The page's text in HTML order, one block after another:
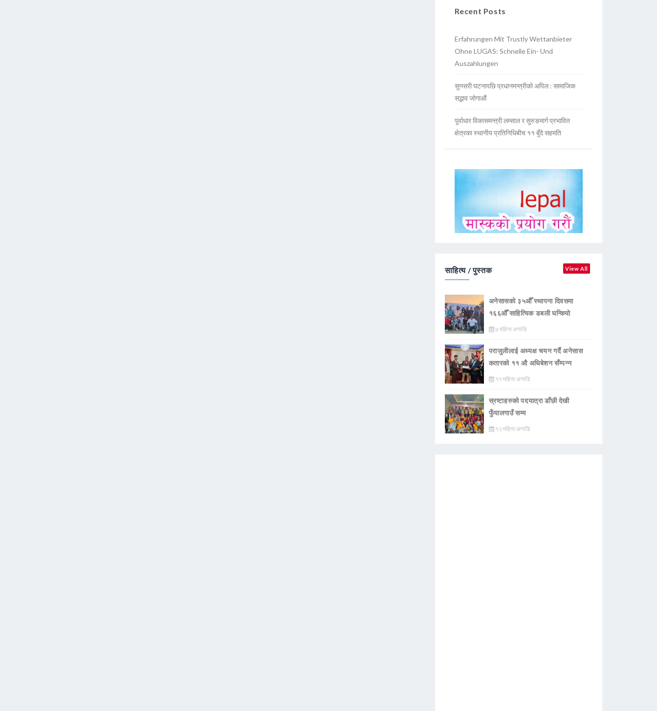
Recent Posts
Erfahrungen Mit Trustly Wettanbieter
Ohne LUGAS: Schnelle Ein- Und
Auszahlungen
सुनसरी घटनापछि प्रधानमन्त्रीको अपिल : सामाजिक
सद्भाव जोगाऔं
पूर्वाधार विकासमन्त्री लम्साल र सुरुङमार्ग प्रभावित
क्षेत्रका स्थानीय प्रतिनिधिबीच ११ बुँदे सहमति
साहित्य / पुस्तक View All
अनेसासको ३५औँ स्थापना दिवसमा
१६६औँ साहित्यिक डबली घन्कियाे
७ महिना अगाडि
पराजुलीलाई अध्यक्ष चयन गर्दै अनेसास
कतारको ११ औ अधिबेशन सँम्पन्न
११ महिना अगाडि
स्रष्टाहरुको पदयात्रा डाँछी देखी
फुँयालगाउँ सम्म
१२ महिना अगाडि